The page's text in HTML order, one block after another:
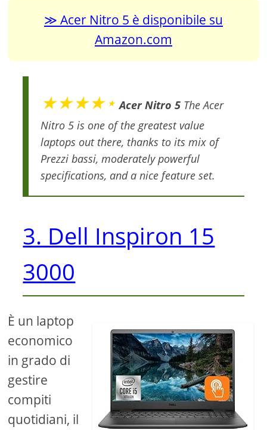
Acer Nitro 5 è disponibile su
Amazon.com
★★★★⋆ Acer Nitro 5 The Acer
Nitro 5 is one of the greatest value
laptops out there, thanks to its mix of
Prezzi bassi, moderately powerful
specifications, and a nice feature set.
3. Dell Inspiron 15
3000
È un laptop
economico
in grado di
gestire
compiti
quotidiani, il